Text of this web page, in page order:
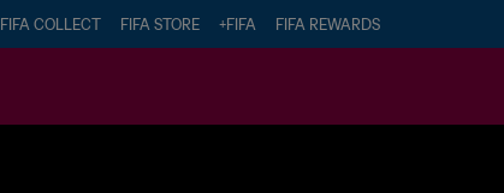
FIFA REWARDS
FIFA+
FIFA STORE
FIFA COLLECT